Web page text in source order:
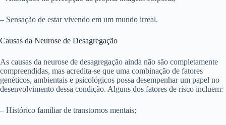
– Sensação de estar vivendo em um mundo irreal.
Causas da Neurose de Desagregação
As causas da neurose de desagregação ainda não são completamente
compreendidas, mas acredita-se que uma combinação de fatores
genéticos, ambientais e psicológicos possa desempenhar um papel no
desenvolvimento dessa condição. Alguns dos fatores de risco incluem:
– Histórico familiar de transtornos mentais;